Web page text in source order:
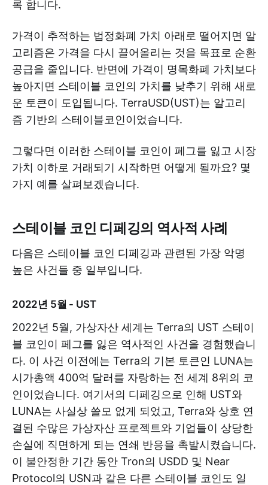
록 합니다.
가격이 추적하는 법정화폐 가치 아래로 떨어지면 알
고리즘은 가격을 다시 끌어올리는 것을 목표로 순환
공급을 줄입니다. 반면에 가격이 명목화폐 가치보다
높아지면 스테이블 코인의 가치를 낮추기 위해 새로
운 토큰이 도입됩니다. TerraUSD(UST)는 알고리
즘 기반의 스테이블코인이었습니다.
그렇다면 이러한 스테이블 코인이 페그를 잃고 시장
가치 이하로 거래되기 시작하면 어떻게 될까요? 몇
가지 예를 살펴보겠습니다.
스테이블 코인 디페깅의 역사적 사례
다음은 스테이블 코인 디페깅과 관련된 가장 악명
높은 사건들 중 일부입니다.
2022년 5월 - UST
2022년 5월, 가상자산 세계는 Terra의 UST 스테이
블 코인이 페그를 잃은 역사적인 사건을 경험했습니
다. 이 사건 이전에는 Terra의 기본 토큰인 LUNA는
시가총액 400억 달러를 자랑하는 전 세계 8위의 코
인이었습니다. 여기서의 디페깅으로 인해 UST와
LUNA는 사실상 쓸모 없게 되었고, Terra와 상호 연
결된 수많은 가상자산 프로젝트와 기업들이 상당한
손실에 직면하게 되는 연쇄 반응을 촉발시켰습니다.
이 불안정한 기간 동안 Tron의 USDD 및 Near
Protocol의 USN과 같은 다른 스테이블 코인도 일